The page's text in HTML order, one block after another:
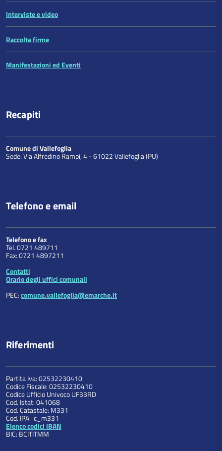
Interviste e video
Raccolta firme
Manifestazioni ed Eventi
Recapiti
Comune di Vallefoglia
Sede: Via Alfredino Rampi, 4 - 61022 Vallefoglia (PU)
Telefono e email
Telefono e fax
Tel. 0721 489711
Fax: 0721 4897211
Contatti
Orario degli uffici comunali
PEC:comune.vallefoglia@emarche.it
Riferimenti
Partita Iva: 02532230410
Codice Fiscale: 02532230410
Codice Ufficio Univoco UF33RD
Cod. Istat: 041068
Cod. Catastale: M331
Cod. IPA: c_m331
Elenco codici IBAN
BIC: BCITITMM